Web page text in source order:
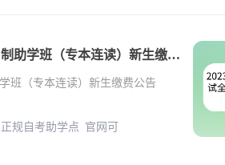
2023年武汉工程大学自学考试全日制助学班（专本连读）新生缴费公告
班（专本连读）新生缴费公告
规自考助学点 官网可